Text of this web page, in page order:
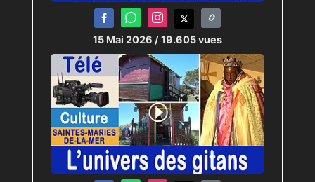
15 Mai 2026 / 19.605 vues